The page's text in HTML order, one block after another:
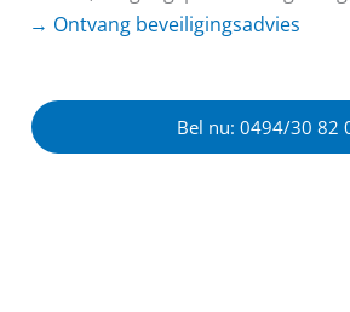
→ Ontvang beveiligingsadvies
Bel nu: 0494/30 82